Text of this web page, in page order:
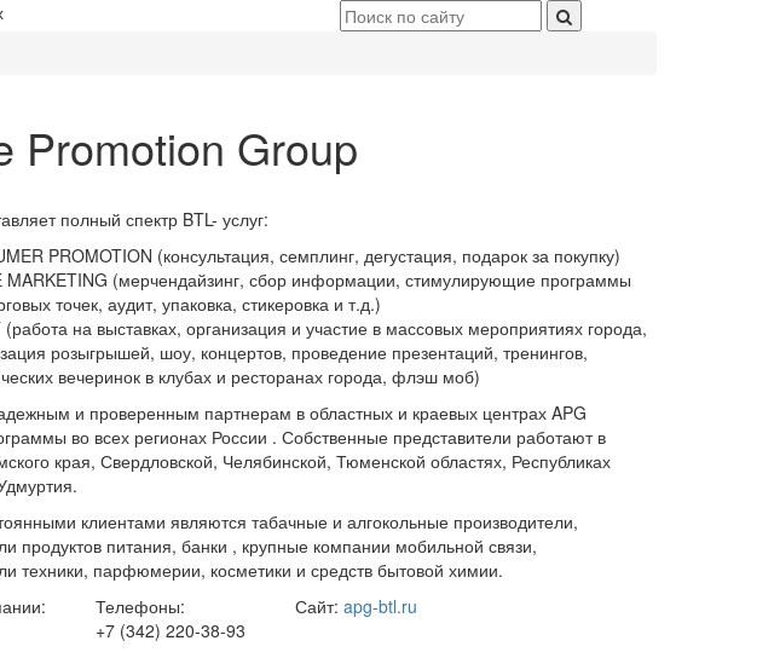
Promotion Group
полный спектр BTL- услуг:
PROMOTION (консультация, семплинг, дегустация, подарок за покупку)
MARKETING (мерчендайзинг, сбор информации, стимулирующие программы
точек, аудит, упаковка, стикеровка и т.д.)
(работа на выставках, организация и участие в массовых мероприятиях города,
розыгрышей, шоу, концертов, проведение презентаций, тренингов,
вечеринок в клубах и ресторанах города, флэш моб)
и проверенным партнерам в областных и краевых центрах APG
во всех регионах России . Собственные представители работают в
края, Свердловской, Челябинской, Тюменской областях, Республиках
клиентами являются табачные и алгокольные производители,
продуктов питания, банки , крупные компании мобильной связи,
техники, парфюмерии, косметики и средств бытовой химии.
Телефоны:
+7 (342) 220-38-93
Сайт: apg-btl.ru